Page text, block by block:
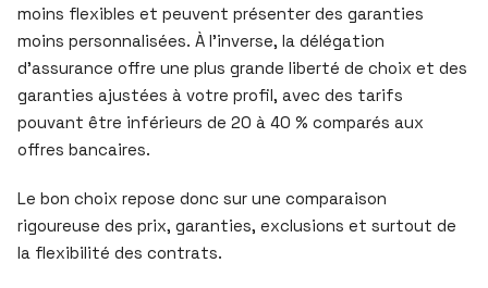
moins flexibles et peuvent présenter des garanties
moins personnalisées. À l’inverse, la délégation
d’assurance offre une plus grande liberté de choix et des
garanties ajustées à votre profil, avec des tarifs
pouvant être inférieurs de 20 à 40 % comparés aux
offres bancaires.
Le bon choix repose donc sur une comparaison
rigoureuse des prix, garanties, exclusions et surtout de
la flexibilité des contrats.